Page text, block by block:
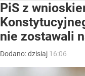
PiS z
nie zostawali
Dodano:dzisiaj 16:06